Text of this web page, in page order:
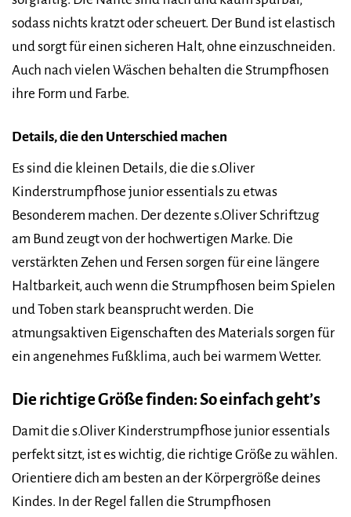
sodass nichts kratzt oder scheuert. Der Bund ist elastisch
und sorgt für einen sicheren Halt, ohne einzuschneiden.
Auch nach vielen Wäschen behalten die Strumpfhosen
ihre Form und Farbe.
Details, die den Unterschied machen
Es sind die kleinen Details, die die s.Oliver
Kinderstrumpfhose junior essentials zu etwas
Besonderem machen. Der dezente s.Oliver Schriftzug
am Bund zeugt von der hochwertigen Marke. Die
verstärkten Zehen und Fersen sorgen für eine längere
Haltbarkeit, auch wenn die Strumpfhosen beim Spielen
und Toben stark beansprucht werden. Die
atmungsaktiven Eigenschaften des Materials sorgen für
ein angenehmes Fußklima, auch bei warmem Wetter.
Die richtige Größe finden: So einfach geht’s
Damit die s.Oliver Kinderstrumpfhose junior essentials
perfekt sitzt, ist es wichtig, die richtige Größe zu wählen.
Orientiere dich am besten an der Körpergröße deines
Kindes. In der Regel fallen die Strumpfhosen